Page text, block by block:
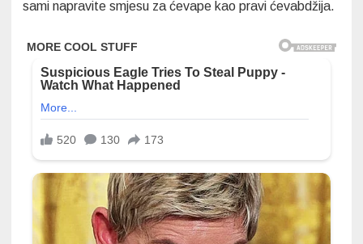
sami napravite smjesu za ćevape kao pravi ćevabdžija.